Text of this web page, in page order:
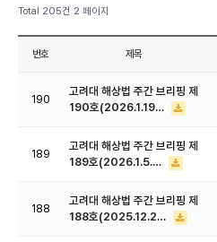
Total 205건 2 페이지
번호 제목
190
고려대 해상법 주간 브리핑 제
190호(2026.1.19…
189
고려대 해상법 주간 브리핑 제
189호(2026.1.5.…
188
고려대 해상법 주간 브리핑 제
188호(2025.12.2…